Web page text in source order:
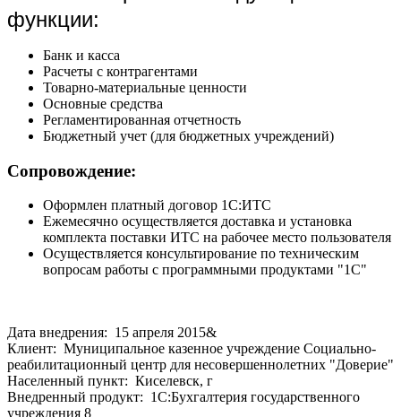
функции:
Банк и касса
Расчеты с контрагентами
Товарно-материальные ценности
Основные средства
Регламентированная отчетность
Бюджетный учет (для бюджетных учреждений)
Сопровождение:
Оформлен платный договор 1С:ИТС
Ежемесячно осуществляется доставка и установка
комплекта поставки ИТС на рабочее место пользователя
Осуществляется консультирование по техническим
вопросам работы с программными продуктами "1С"
Дата внедрения: 15 апреля 2015&
Клиент: Муниципальное казенное учреждение Социально-
реабилитационный центр для несовершеннолетних "Доверие"
Населенный пункт: Киселевск, г
Внедренный продукт: 1С:Бухгалтерия государственного
учреждения 8